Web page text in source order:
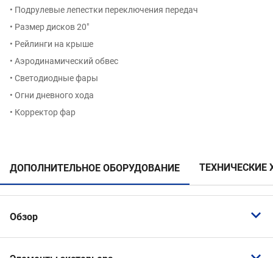
• Подрулевые лепестки переключения передач
• Размер дисков 20″
• Рейлинги на крыше
• Аэродинамический обвес
• Светодиодные фары
• Огни дневного хода
• Корректор фар
ДОПОЛНИТЕЛЬНОЕ ОБОРУДОВАНИЕ ТЕХНИЧЕСКИЕ
Обзор